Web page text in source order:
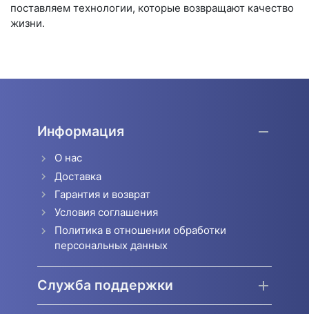
поставляем технологии, которые возвращают качество
жизни.
Информация
О нас
Доставка
Гарантия и возврат
Условия соглашения
Политика в отношении обработки
персональных данных
Служба поддержки